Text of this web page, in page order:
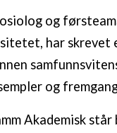
og
har skrevet
og
Akademisk står